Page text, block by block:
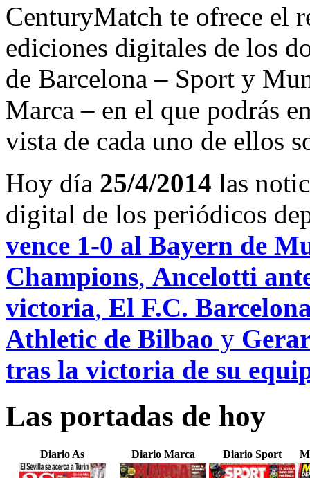
CenturyMatch te ofrece el
ediciones digitales de los
de Barcelona – Sport y
Marca – en el que podrás
vista de cada uno de ellos
Hoy día 25/4/2014 las
digital de los periódicos
vence 1-0 al Bayern de
Champions, Ancelotti
victoria, El F.C.
Athletic de Bilbao y
tras la victoria de su
Las portadas de hoy
Diario As Diario Marca Diario Sport